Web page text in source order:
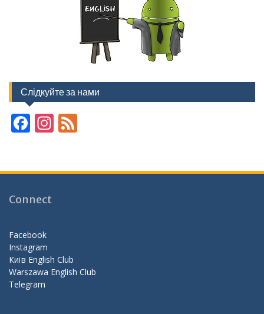
Слідкуйте за нами
F
b
o
k
In
gr d
Connect
Facebook
Instagram
Київ English Club
Warszawa English Club
Telegram